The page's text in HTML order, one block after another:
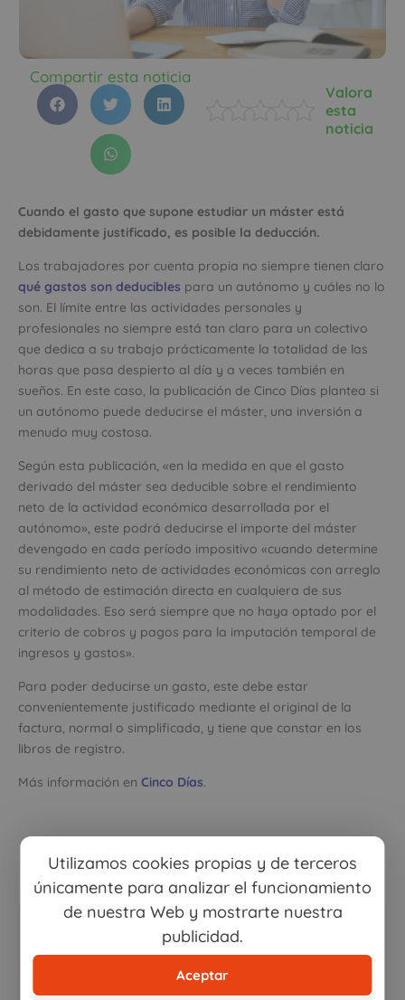
Utilizamos cookies propias y de terceros
únicamente para analizar el funcionamiento
de nuestra Web y mostrarte nuestra
publicidad.
Aceptar
Compartir esta noticia
Valora
esta
noticia
Cuando el gasto que supone estudiar un máster está
debidamente justificado, es posible la deducción.
Los trabajadores por cuenta propia no siempre tienen claro
qué gastos son deducibles para un autónomo y cuáles no lo
son. El límite entre las actividades personales y
profesionales no siempre está tan claro para un colectivo
que dedica a su trabajo prácticamente la totalidad de las
horas que pasa despierto al día y a veces también en
sueños. En este caso, la publicación de Cinco Días plantea si
un autónomo puede deducirse el máster, una inversión a
menudo muy costosa.
Según esta publicación, «en la medida en que el gasto
derivado del máster sea deducible sobre el rendimiento
neto de la actividad económica desarrollada por el
autónomo», este podrá deducirse el importe del máster
devengado en cada período impositivo «cuando determine
su rendimiento neto de actividades económicas con arreglo
al método de estimación directa en cualquiera de sus
modalidades. Eso será siempre que no haya optado por el
criterio de cobros y pagos para la imputación temporal de
ingresos y gastos».
Para poder deducirse un gasto, este debe estar
convenientemente justificado mediante el original de la
factura, normal o simplificada, y tiene que constar en los
libros de registro.
Más información en Cinco Días.
Deja una respuesta
Tu dirección de correo electrónico no será publicada.